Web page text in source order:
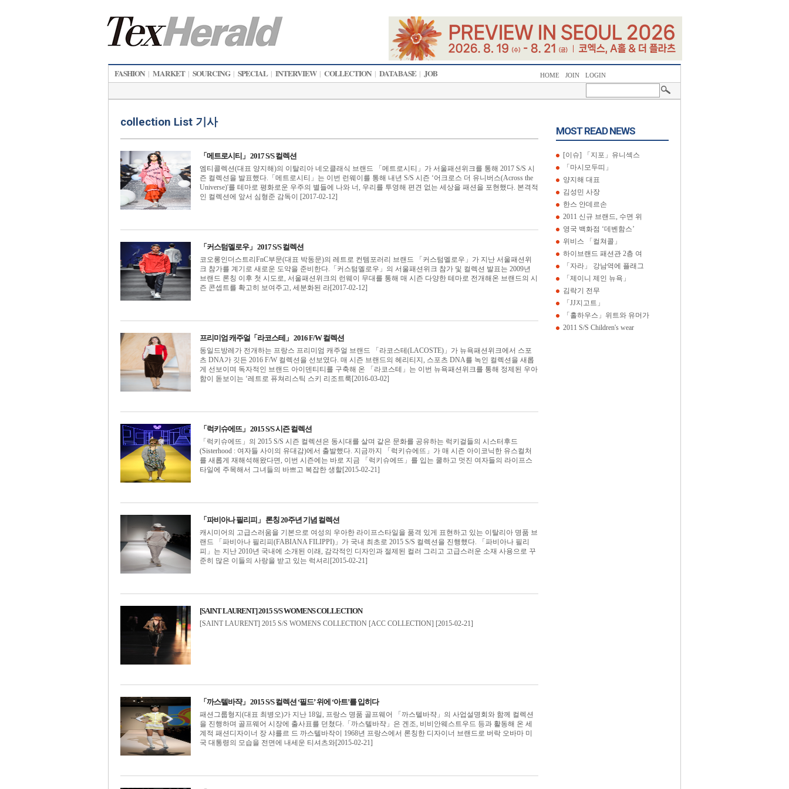
FASHION | MARKET | SOURCING | SPECIAL | INTERVIEW | COLLECTION | DATABASE | JOB HOME JOIN LOGIN
collection List 기사
「메트로시티」 2017 S/S 컬렉션
엠티콜렉션(대표 양지해)의 이탈리아 네오클래식 브랜드 「메트로시티」가 서울패션위크를 통해 2017 S/S 시
즌 컬렉션을 발표했다.「메트로시티」는 이번 런웨이를 통해 내년 S/S 시즌 ‘어크로스 더 유니버스(Across the
Universe)'를 테마로 평화로운 우주의 별들에 나와 너, 우리를 투영해 편견 없는 세상을 패션을 포현했다. 본격적
인 컬렉션에 앞서 심형준 감독이 [2017-02-12]
「커스텀멜로우」 2017 S/S 컬렉션
코오롱인더스트리FnC부문(대표 박동문)의 레트로 컨템포러리 브랜드 「커스텀멜로우」가 지난 서울패션위
크 참가를 계기로 새로운 도약을 준비한다.「커스텀멜로우」의 서울패션위크 참가 및 컬렉션 발표는 2009년
브랜드 론칭 이후 첫 시도로, 서울패션위크의 런웨이 무대를 통해 매 시즌 다양한 테마로 전개해온 브랜드의 시
즌 콘셉트를 확고히 보여주고, 세분화된 라[2017-02-12]
프리미엄 캐주얼「라코스테」 2016 F/W 컬렉션
동일드방레가 전개하는 프랑스 프리미엄 캐주얼 브랜드 「라코스테(LACOSTE)」가 뉴욕패션위크에서 스포
츠 DNA가 깃든 2016 F/W 컬렉션을 선보였다. 매 시즌 브랜드의 헤리티지, 스포츠 DNA를 녹인 컬렉션을 새롭
게 선보이며 독자적인 브랜드 아이덴티티를 구축해 온 「라코스테」는 이번 뉴욕패션위크를 통해 정제된 우아
함이 돋보이는 ‘레트로 퓨쳐리스틱 스키 리조트룩[2016-03-02]
「럭키슈에뜨」 2015 S/S 시즌 컬렉션
「럭키슈에뜨」의 2015 S/S 시즌 컬렉션은 동시대를 살며 같은 문화를 공유하는 럭키걸들의 시스터후드
(Sisterhood : 여자들 사이의 유대감)에서 출발했다. 지금까지 「럭키슈에뜨」가 매 시즌 아이코닉한 유스컬처
를 새롭게 재해석해왔다면, 이번 시즌에는 바로 지금 「럭키슈에뜨」를 입는 쿨하고 멋진 여자들의 라이프스
타일에 주목해서 그녀들의 바쁘고 복잡한 생할[2015-02-21]
「파비아나 필리피」 론칭 20주년 기념 컬렉션
캐시미어의 고급스러움을 기본으로 여성의 우아한 라이프스타일을 품격 있게 표현하고 있는 이탈리아 명품 브
랜드 「파비아나 필리피(FABIANA FILIPPI)」가 국내 최초로 2015 S/S 컬렉션을 진행했다. 「파비아나 필리
피」는 지난 2010년 국내에 소개된 이래, 감각적인 디자인과 절제된 컬러 그리고 고급스러운 소재 사용으로 꾸
준히 많은 이들의 사랑을 받고 있는 럭셔리[2015-02-21]
[SAINT LAURENT] 2015 S/S WOMENS COLLECTION
[SAINT LAURENT] 2015 S/S WOMENS COLLECTION [ACC COLLECTION] ​​​​​​[2015-02-21]
「까스텔바쟉」 2015 S/S 컬렉션 ‘필드’ 위에 ‘아트’를 입히다
패션그룹형지(대표 최병오)가 지난 18일, 프랑스 명품 골프웨어 「까스텔바쟉」의 사업설명회와 함께 컬렉션
을 진행하며 골프웨어 시장에 출사표를 던쳤다.「까스텔바쟉」은 겐조, 비비안웨스트우드 등과 활동해 온 세
계적 패션디자이너 장 샤를르 드 까스텔바작이 1968년 프랑스에서 론칭한 디자이너 브랜드로 버락 오바마 미
국 대통령의 모습을 전면에 내세운 티셔츠와[2015-02-21]
MOST READ NEWS
[이슈] 「지포」유니섹스
「마시모두띠」
양지해 대표
김성민 사장
한스 안데르손
2011 신규 브랜드, 수면 위
영국 백화점 ‘데벤함스’
위비스 「컬쳐콜」
하이브랜드 패션관 2층 여
「자라」 강남역에 플래그
「제이니 제인 뉴욕」
김락기 전무
「JJ지고트」
「홀하우스」위트와 유머가
2011 S/S Children's wear